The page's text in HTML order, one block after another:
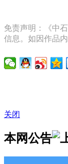
免责声明：《中
信息。如因作品
关闭
本网公告